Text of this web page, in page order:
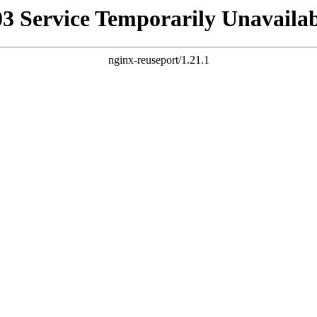
Service Temporarily
nginx-reuseport/1.21.1